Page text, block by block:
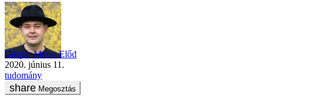
Gáspár Merse Előd
2020. június 11.
tudomány
Megosztás